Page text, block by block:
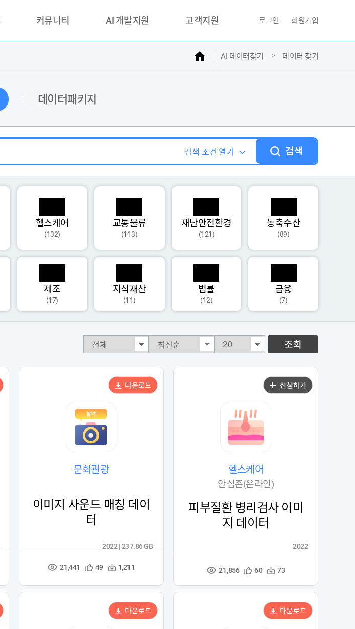
커뮤니티
활용성과 우수사례
품질가이드
AI 개발지원 고객지원
문의하기
자주찾는질문
로그인 회원가입
홈 AI 데이터찾기 데이터 찾기
데이터패키지
검색 조건 열기 검색
헬스케어
(132)
교통물류
(113)
재난안전환경
(121)
농축수산
(89)
제조
(17)
지식재산
(11)
법률
(12)
금융
(7)
조회
문화관광
이미지 사운드 매칭 데이
터
조 21,441
관
록
49
다 1,211
2022 | 237.86 GB
다운로드
헬스케어
안심존(온라인)
피부질환 병리검사 이미
지 데이터
조
수
21,856
관
등
록
60
다
수
73
2022
신청하기
다운로드 다운로드